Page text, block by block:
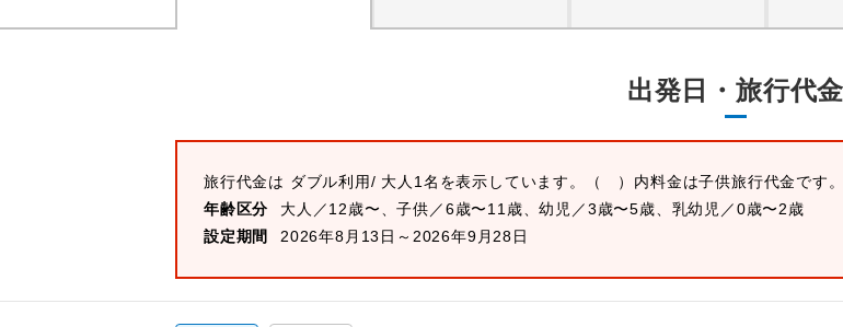
出発日・旅行代金
旅行代金は ダブル利用/ 大人1名を表示しています。
（ ）内料金は子供旅行代金です。
年齢区分
大人／12歳〜、子供／6歳〜11歳、幼児／3歳〜5歳、乳幼児／0歳〜2歳
設定期間
2026年8月13日～2026年9月28日